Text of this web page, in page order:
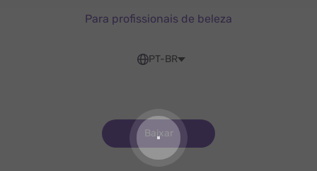
Para profissionais de beleza
PT-BR
Baixar